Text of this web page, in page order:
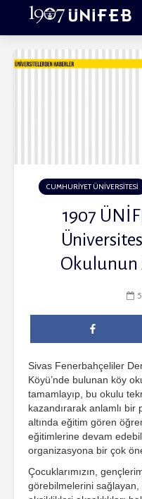
CUMHURİYET ÜNİVERSİTESİ
1907
Okulunun
Sivas Fenerbahçeliler
Köyü’nde bulunan köy
tamamlayıp, bu okulu
kazandırarak anlamlı
altında eğitim gören
eğitimlerine devam
organizasyona bir çok
Çocuklarımızın,
görebilmelerini sağlayan,